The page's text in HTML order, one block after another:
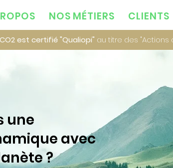
NOS MÉTIERS CLIENTS
est certifié "Qualiopi" au titre des "Actions
une
avec
?